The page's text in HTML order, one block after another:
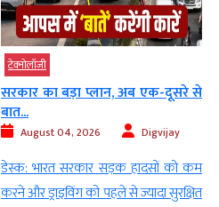
टेक्‍नोलॉजी
सरकार का बड़ा प्लान, अब एक-दूसरे से
बात...
August 04, 2026 Digvijay
डेस्क: भारत सरकार सड़क हादसों को कम
करने और ड्राइविंग को पहले से ज्यादा सुरक्षित